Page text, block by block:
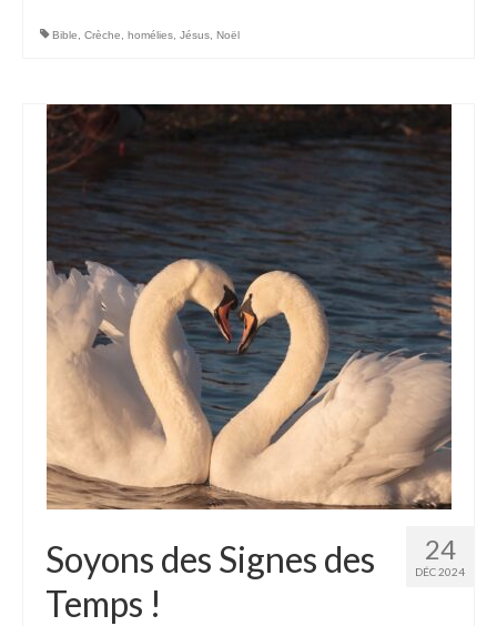
Bible Crèche homélies Jésus Noël
24
DÉC 2024
Soyons des Signes des
Temps !